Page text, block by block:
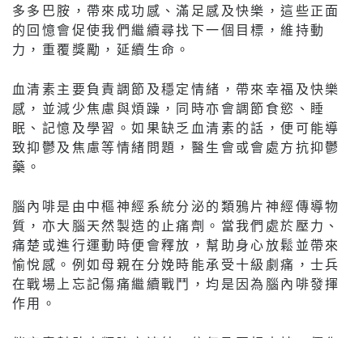
多多巴胺，帶來成功感、滿足感及快樂，這些正面
的回憶會促使我們繼續尋找下一個目標，維持動
力，重覆獎勵，延續生命。
血清素主要負責調節及穩定情緒，帶來幸福及快樂
感，並減少焦慮與煩躁，同時亦會調節食慾、睡
眠、記憶及學習。如果缺乏血清素的話，便可能導
致抑鬱及焦慮等情緒問題，醫生會或會處方抗抑鬱
藥。
腦內啡是由中樞神經系統分泌的類鴉片神經傳導物
質，亦大腦天然製造的止痛劑。當我們處於壓力、
痛楚或進行運動時便會釋放，幫助身心放鬆並帶來
愉悅感。例如母親在分娩時能承受十級劇痛，士兵
在戰場上忘記傷痛繼續戰鬥，均是因為腦內啡發揮
作用。